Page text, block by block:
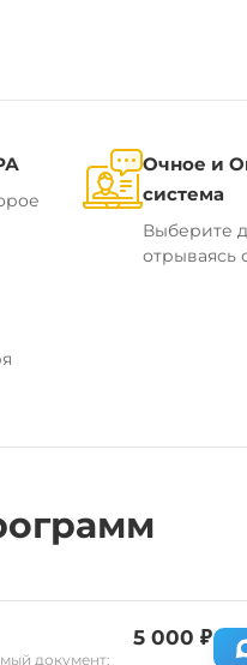
Очное и
система
Выберите
отрываясь
документ:
5 000 ₽